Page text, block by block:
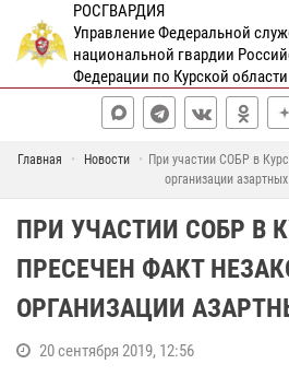
РОСГВАРДИЯ
Управление Федеральной
национальной гвардии
Федерации по Курской области
Главная Новости
При участии СОБР в
организации азартных
ПРИ УЧАСТИИ СОБР В
ПРЕСЕЧЕН ФАКТ
ОРГАНИЗАЦИИ
20 сентября 2019, 12:56